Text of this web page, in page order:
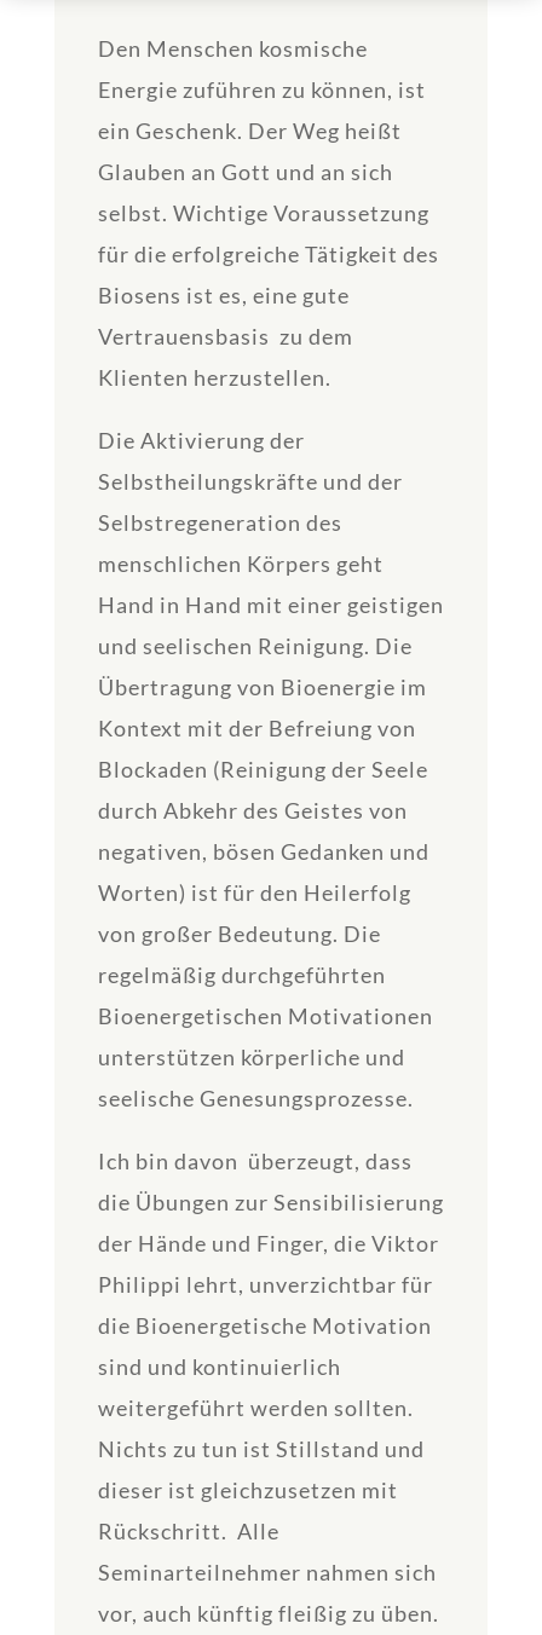
Den Menschen kosmische
Energie zuführen zu können, ist
ein Geschenk. Der Weg heißt
Glauben an Gott und an sich
selbst. Wichtige Voraussetzung
für die erfolgreiche Tätigkeit des
Biosens ist es, eine gute
Vertrauensbasis zu dem
Klienten herzustellen.
Die Aktivierung der
Selbstheilungskräfte und der
Selbstregeneration des
menschlichen Körpers geht
Hand in Hand mit einer geistigen
und seelischen Reinigung. Die
Übertragung von Bioenergie im
Kontext mit der Befreiung von
Blockaden (Reinigung der Seele
durch Abkehr des Geistes von
negativen, bösen Gedanken und
Worten) ist für den Heilerfolg
von großer Bedeutung. Die
regelmäßig durchgeführten
Bioenergetischen Motivationen
unterstützen körperliche und
seelische Genesungsprozesse.
Ich bin davon überzeugt, dass
die Übungen zur Sensibilisierung
der Hände und Finger, die Viktor
Philippi lehrt, unverzichtbar für
die Bioenergetische Motivation
sind und kontinuierlich
weitergeführt werden sollten.
Nichts zu tun ist Stillstand und
dieser ist gleichzusetzen mit
Rückschritt. Alle
Seminarteilnehmer nahmen sich
vor, auch künftig fleißig zu üben.